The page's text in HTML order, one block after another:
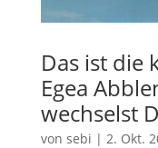
Das ist die
Egea
wechselst
von sebi | 2. Okt.